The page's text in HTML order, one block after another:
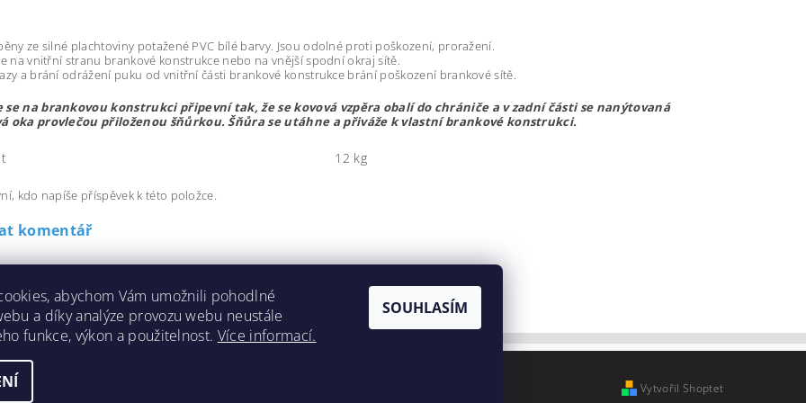
ze silné plachtoviny potažené PVC bílé barvy. Jsou odolné proti poškození, proražení.
na vnitřní stranu brankové konstrukce nebo na vnější spodní okraj sítě.
a brání odrážení puku od vnitřní části brankové konstrukce brání poškození brankové sítě.
se na brankovou konstrukci připevní tak, že se kovová vzpěra obalí do chrániče a v zadní části se nanýtovaná
oka provlečou přiloženou šňůrkou. Šňůra se utáhne a přiváže k vlastní brankové konstrukci.
12 kg
kdo napíše příspěvek k této položce.
komentář
cookies Vytvořil Shoptet
abychom Vám umožnili pohodlné
a díky analýze provozu webu neustále
funkce, výkon a použitelnost. Více informací.
SOUHLASÍM